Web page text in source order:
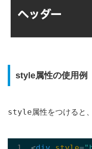
style属性の使用例
style属性をつけると